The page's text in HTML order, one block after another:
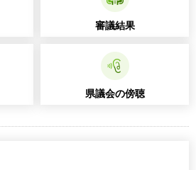
審議結果
県議会の傍聴